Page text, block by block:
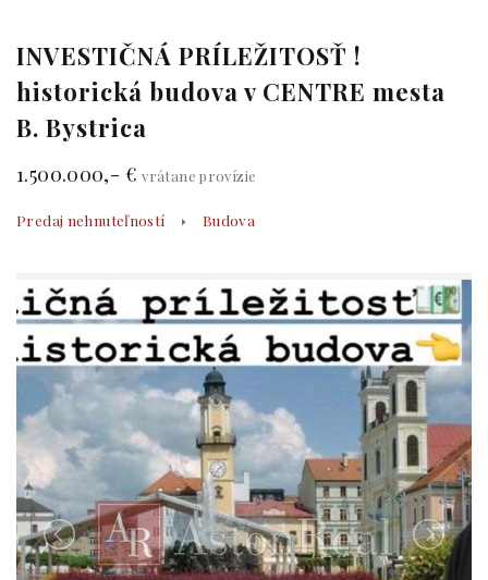
INVESTIČNÁ PRÍLEŽITOSŤ !
historická budova v CENTRE mesta
B. Bystrica
1.500.000,- €vrátane provízie
Predaj nehnuteľností Budova